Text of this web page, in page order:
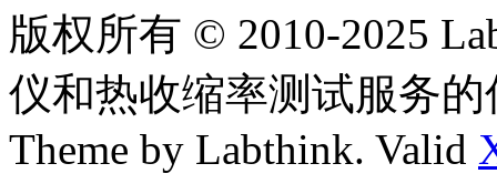
版权所有 © 2010-2025
仪和热收缩率测试服务
Theme by Labthink. Valid